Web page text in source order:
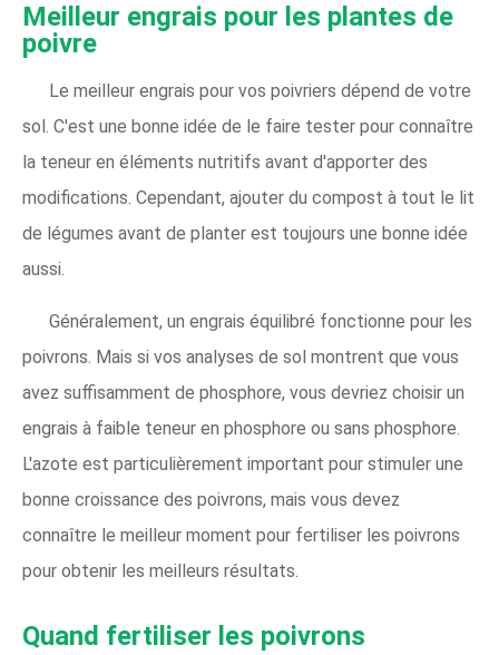
Meilleur engrais pour les plantes de
poivre
Le meilleur engrais pour vos poivriers dépend de votre
sol. C'est une bonne idée de le faire tester pour connaître
la teneur en éléments nutritifs avant d'apporter des
modifications. Cependant, ajouter du compost à tout le lit
de légumes avant de planter est toujours une bonne idée
aussi.
Généralement, un engrais équilibré fonctionne pour les
poivrons. Mais si vos analyses de sol montrent que vous
avez suffisamment de phosphore, vous devriez choisir un
engrais à faible teneur en phosphore ou sans phosphore.
L'azote est particulièrement important pour stimuler une
bonne croissance des poivrons, mais vous devez
connaître le meilleur moment pour fertiliser les poivrons
pour obtenir les meilleurs résultats.
Quand fertiliser les poivrons